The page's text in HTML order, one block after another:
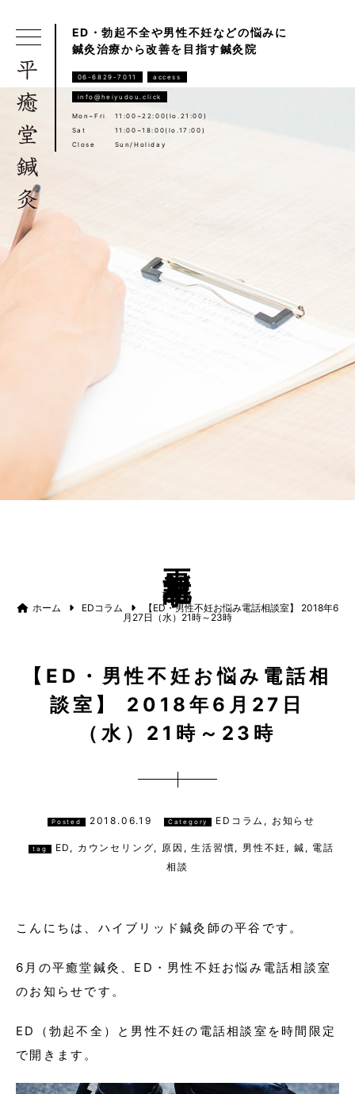
ED・勃起不全や男性不妊などの悩みに
鍼灸治療から改善を目指す鍼灸院
06-6829-7011 access
info@heiyudou.click
Mon~Fri
11:00~22:00(lo.21:00)
Sat
11:00~18:00(lo.17:00)
Close
Sun/Holiday
ホーム EDコラム
【ED・男性不妊お悩み電話相談室】 2018年6
月27日（水）21時～23時
【ED・男性不妊お悩み電話相
談室】 2018年6月27日
（水）21時～23時
Posted 2018.06.19 Category EDコラム, お知らせ
tag ED , カウンセリング, 原因 ,生活習慣, 男性不妊 , 鍼 , 電話
相談
こんにちは、ハイブリッド鍼灸師の平谷です。
6月の平癒堂鍼灸、ED・男性不妊お悩み電話相談室
のお知らせです。
ED（勃起不全）と男性不妊の電話相談室を時間限定
で開きます。